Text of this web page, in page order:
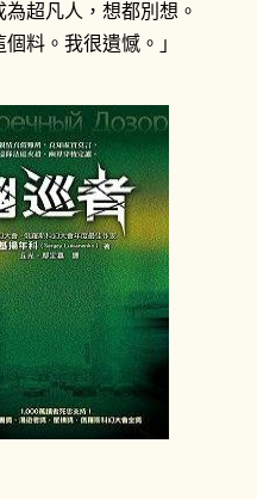
為超凡人，想都別想。
料。我很遺憾。」